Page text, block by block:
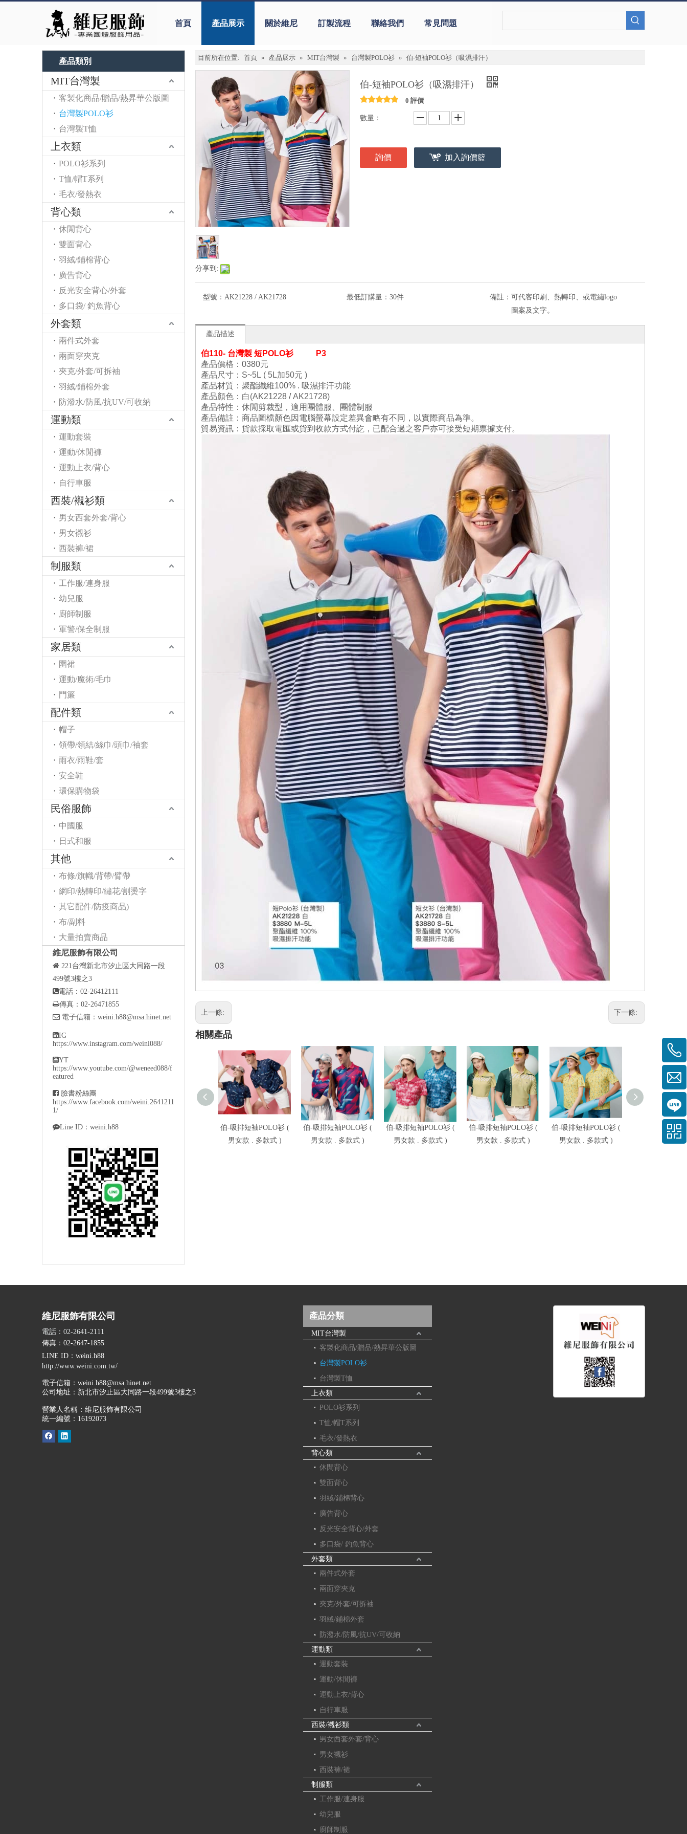
首頁 產品展示 關於維尼 訂製流程 聯絡我們 常見問題
產品類別
MIT台灣製
客製化商品/贈品/熱昇華公版圖
台灣製POLO衫
台灣製T恤
上衣類
POLO衫系列
T恤/帽T系列
毛衣/發熱衣
背心類
休閒背心
雙面背心
羽絨/鋪棉背心
廣告背心
反光安全背心/外套
多口袋/ 釣魚背心
外套類
兩件式外套
兩面穿夾克
夾克/外套/可拆袖
羽絨/鋪棉外套
防潑水/防風/抗UV/可收納
運動類
運動套裝
運動/休閒褲
運動上衣/背心
自行車服
西裝/襯衫類
男女西套外套/背心
男女襯衫
西裝褲/裙
制服類
工作服/連身服
幼兒服
廚師制服
軍警/保全制服
家居類
圍裙
運動/魔術/毛巾
門簾
配件類
帽子
領帶/領結/絲巾/頭巾/袖套
雨衣/雨鞋/套
安全鞋
環保購物袋
民俗服飾
中國服
日式和服
其他
布條/旗幟/背帶/臂帶
網印/熱轉印/繡花/割燙字
其它配件/防疫商品)
布/副料
大量拍賣商品
維尼服飾有限公司
 221台灣新北市汐止區大同路一段
499號3樓之3
電話：02-26412111
傳真：02-26471855
 電子信箱： weini.h88@msa.hinet.net
IG
https://www.instagram.com/weini088/
YT
https://www.youtube.com/@weneed088/f
eatured
 臉書粉絲團
https://www.facebook.com/weini.2641211
1/
Line ID：weini.h88
目前所在位置: 首頁 » 產品展示 » MIT台灣製 » 台灣製POLO衫 » 伯-短袖POLO衫（吸濕排汗）
分享到:
伯-短袖POLO衫（吸濕排汗）
0 評價
數量：
詢價 加入詢價籃
型號： AK21228 / AK21728 最低訂購量： 30件 備註： 可代客印刷、熱轉印、或電繡logo
圖案及文字。
產品描述
伯110- 台灣製 短POLO衫
P3
產品價格：0380元
產品尺寸 ：S~5L ( 5L加50元 )
產品材質 ： 聚酯纖維100% . 吸濕排汗功能
產品顏色 ：白(AK21228 /AK21728)
產品特性 ： 休閒剪裁型 ， 適用團體服、團體制服
產品備註：商品圖檔顏色因電腦螢幕設定差異會略有不同，以實際商品為準。
貿易資訊：貨款採取電匯或貨到收款方式付訖，已配合過之客戶亦可接受短期票據支付。
上一條: 下一條:
相關產品
伯-吸排短袖POLO衫 (
男女款 . 多款式 )
伯-吸排短袖POLO衫 (
男女款 . 多款式 )
伯-吸排短袖POLO衫 (
男女款 . 多款式 )
伯-吸排短袖POLO衫 (
男女款 . 多款式 )
伯-吸排短袖POLO衫 (
男女款 . 多款式 )
伯-吸排短袖
男女款 . 多款
維尼服飾有限公司
電話：02-2641-2111
傳真：02-2647-1855
LINE ID ：weini.h88
http://www.weini.com.tw/
電子信箱： weini.h88@msa.hinet.net
公司地址： 新北市汐止區大同路一段499號3樓之3
營業人名稱：維尼服飾有限公司
統一編號：16192073
產品分類
MIT台灣製
客製化商品/贈品/熱昇華公版圖
台灣製POLO衫
台灣製T恤
上衣類
POLO衫系列
T恤/帽T系列
毛衣/發熱衣
背心類
休閒背心
雙面背心
羽絨/鋪棉背心
廣告背心
反光安全背心/外套
多口袋/ 釣魚背心
外套類
兩件式外套
兩面穿夾克
夾克/外套/可拆袖
羽絨/鋪棉外套
防潑水/防風/抗UV/可收納
運動類
運動套裝
運動/休閒褲
運動上衣/背心
自行車服
西裝/襯衫類
男女西套外套/背心
男女襯衫
西裝褲/裙
制服類
工作服/連身服
幼兒服
廚師制服